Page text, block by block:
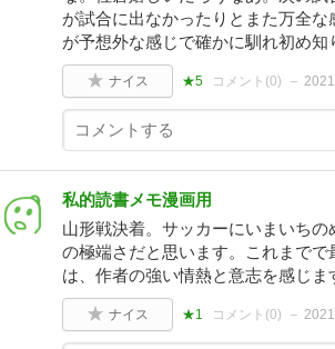
が試合に出なかったりとまた万全
が予想外な感じで確かに馴れ初め知
ナイス ★5 コメント(0)
私的読書メモ漫画用
山形戦決着。サッカーにいまいち
の極端さだと思います。これまで
は、作者の強い情熱と意志を感じま
ナイス ★1 コメント(0)